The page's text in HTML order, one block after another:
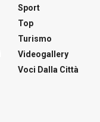
Sport
Top
Turismo
Videogallery
Voci Dalla Città